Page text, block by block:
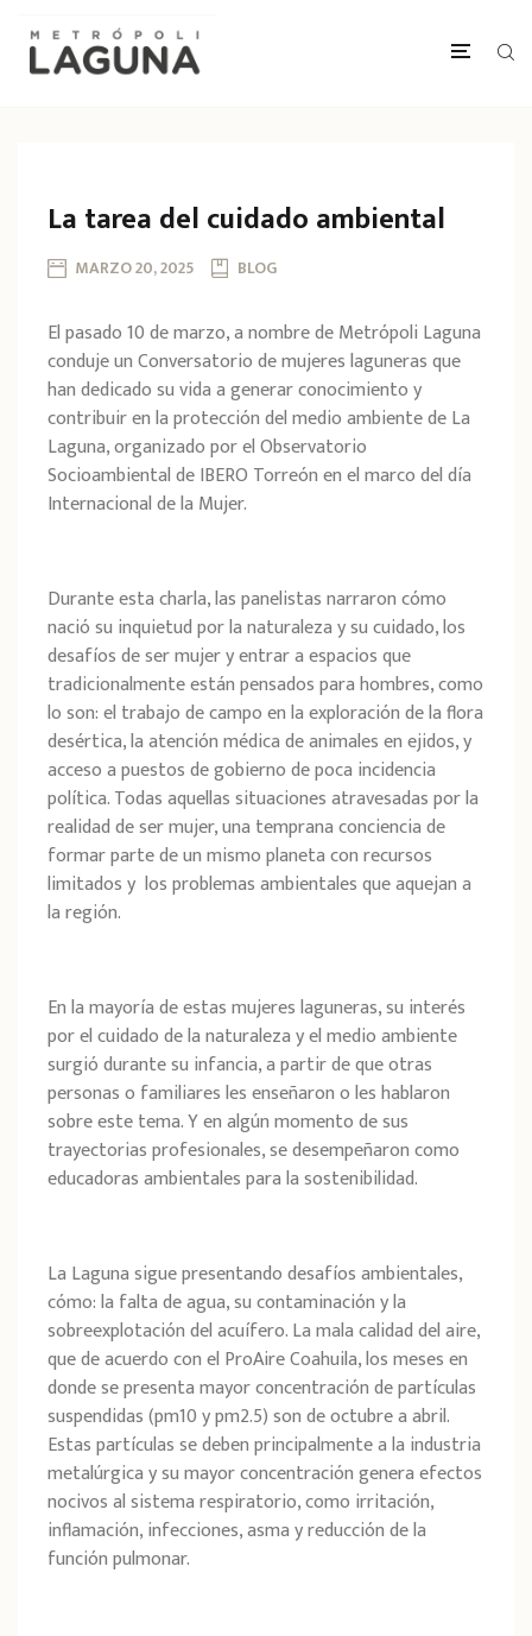
La tarea del cuidado ambiental
MARZO 20, 2025 BLOG
El pasado 10 de marzo, a nombre de Metrópoli Laguna
conduje un Conversatorio de mujeres laguneras que
han dedicado su vida a generar conocimiento y
contribuir en la protección del medio ambiente de La
Laguna, organizado por el Observatorio
Socioambiental de IBERO Torreón en el marco del día
Internacional de la Mujer.
Durante esta charla, las panelistas narraron cómo
nació su inquietud por la naturaleza y su cuidado, los
desafíos de ser mujer y entrar a espacios que
tradicionalmente están pensados para hombres, como
lo son: el trabajo de campo en la exploración de la flora
desértica, la atención médica de animales en ejidos, y
acceso a puestos de gobierno de poca incidencia
política. Todas aquellas situaciones atravesadas por la
realidad de ser mujer, una temprana conciencia de
formar parte de un mismo planeta con recursos
limitados y los problemas ambientales que aquejan a
la región.
En la mayoría de estas mujeres laguneras, su interés
por el cuidado de la naturaleza y el medio ambiente
surgió durante su infancia, a partir de que otras
personas o familiares les enseñaron o les hablaron
sobre este tema. Y en algún momento de sus
trayectorias profesionales, se desempeñaron como
educadoras ambientales para la sostenibilidad.
La Laguna sigue presentando desafíos ambientales,
cómo: la falta de agua, su contaminación y la
sobreexplotación del acuífero. La mala calidad del aire,
que de acuerdo con el ProAire Coahuila, los meses en
donde se presenta mayor concentración de partículas
suspendidas(pm10 y pm2.5) son de octubre a abril.
Estas partículas se deben principalmente a la industria
metalúrgica y su mayor concentración genera efectos
nocivos al sistema respiratorio, como irritación,
inflamación, infecciones, asma y reducción de la
función pulmonar.